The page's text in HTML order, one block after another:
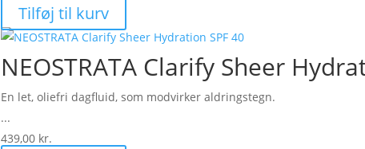
oprindelige
pris
179,00 kr..
aktuelle
pris
89,50 kr..
Tilføj til kurv
NEOSTRATA Clarify Sheer
En let, oliefri dagfluid, som modvirker aldringstegn.
...
439,00 kr.